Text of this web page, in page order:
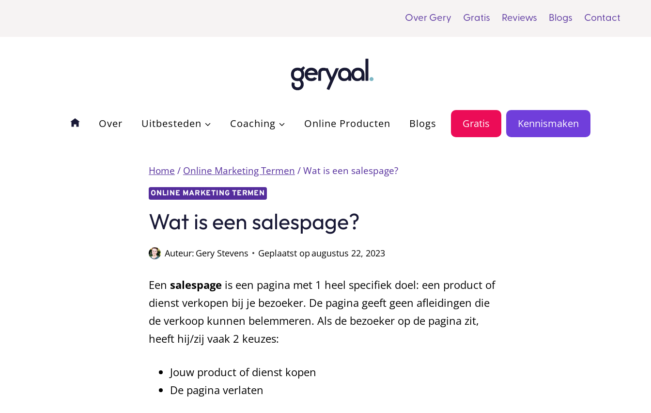
Over Gery Gratis Reviews Blogs Contact
Over Uitbesteden Coaching Online Producten Blogs Gratis Kennismaken
Home / Online Marketing Termen / Wat is een salespage?
ONLINE MARKETING TERMEN
Wat is een salespage?
Auteur: Gery Stevens Geplaatst opaugustus 22, 2023
Een salespage is een pagina met 1 heel specifiek doel: een product of
dienst verkopen bij je bezoeker. De pagina geeft geen afleidingen die
de verkoop kunnen belemmeren. Als de bezoeker op de pagina zit,
heeft hij/zij vaak 2 keuzes:
Jouw product of dienst kopen
De pagina verlaten